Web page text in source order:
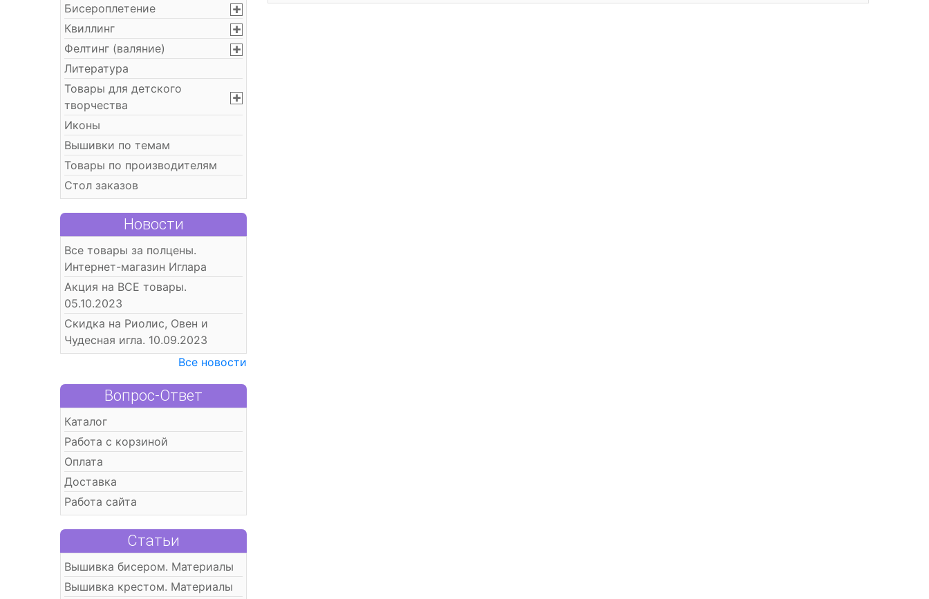
Бисероплетение
Квиллинг
Фелтинг (валяние)
Литература
Товары для детского
творчества
Иконы
Вышивки по темам
Товары по производителям
Стол заказов
Новости
Все товары за полцены.
Интернет-магазин Иглара
Акция на ВСЕ товары.
05.10.2023
Скидка на Риолис, Овен и
Чудесная игла. 10.09.2023
Все новости
Вопрос-Ответ
Каталог
Работа с корзиной
Оплата
Доставка
Работа сайта
Статьи
Вышивка бисером. Материалы
Вышивка крестом. Материалы